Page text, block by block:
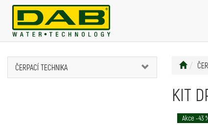
ČERPACÍ TECHNIKA
KIT
Akce -43